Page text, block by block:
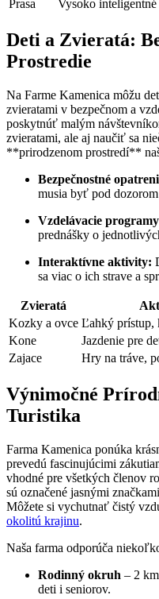
Prasa Vysoko
Deti a Zvieratá:
Prostredie
Na Farme Kamenica môžu
zvieratami v bezpečnom a
poskytnúť malým
zvieratami, ale aj naučiť sa
**prirodzenom prostredí**
Bezpečnostné
musia byť pod
Vzdelávacie
prednášky o
Interaktívne aktivity:
sa viac o ich strave a
Zvieratá
Kozky a ovce Ľahký prístup,
Kone
Jazdenie pre
Zajace
Hry na tráve,
Výnimočné
Turistika
Farma Kamenica ponúka
prevedú fascinujúcimi
vhodné pre všetkých členov
sú označené jasnými
Môžete si vychutnať čistý
okolitú krajinu.
Naša farma odporúča
Rodinný okruh – 2
deti i seniorov.